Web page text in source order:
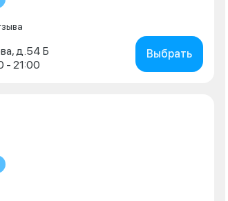
д.54 Б
- 21:00
Выбрать